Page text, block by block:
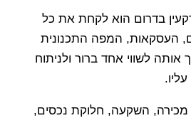
בדרום הוא לקחת את כל
העסקאות, המפה התכנונית
לשווי אחד ברור ולניתוח
השקעה, חלוקת נכסים,